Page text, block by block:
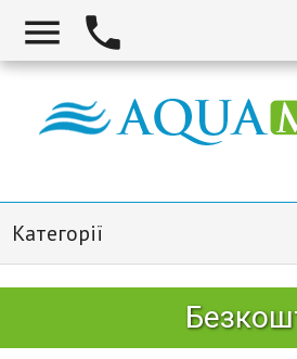
 
Категорії